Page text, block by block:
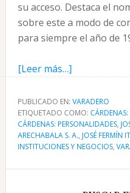
su acceso. Destaca el
sobre este a modo de
para siempre el año de
[Leer más…]acerca
El
Retiro
Josone
de
PUBLICADO EN: VARADERO
ETIQUETADO COMO:
CÁRDENAS: PERSONALIDADES,
ARECHABALA S. A., JOSÉ FERMÍN
INSTITUCIONES Y NEGOCIOS,